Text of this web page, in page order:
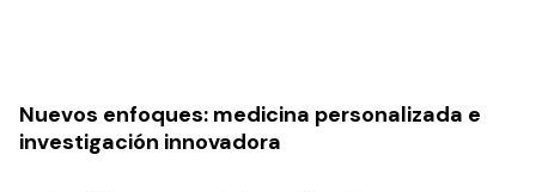
Nuevos enfoques: medicina personalizada e
investigación innovadora